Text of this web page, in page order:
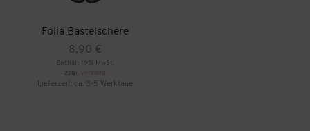
Folia Bastelschere
8,90 €
Enthält 19% MwSt.
zzgl. Versand
Lieferzeit: ca. 3-5 Werktage